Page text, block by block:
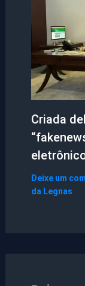
Criada
Deixe um
da Legnas